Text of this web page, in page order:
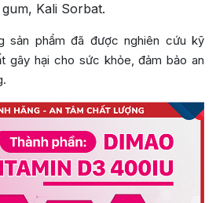
Kali Sorbat.
sản phẩm đã được nghiên cứu kỹ
gây hại cho sức khỏe, đảm bảo an